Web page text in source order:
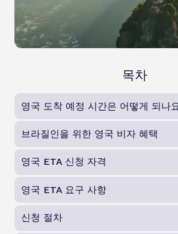
목차
영국 도착 예정 시간은 어떻게 되나
브라질인을 위한 영국 비자 혜택
영국 ETA 신청 자격
영국 ETA 요구 사항
신청 절차